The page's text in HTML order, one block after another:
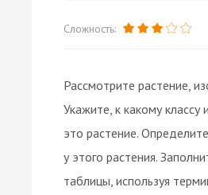
Сложность:
Рассмотрите растение,
Укажите, к какому классу
это растение.
у этого растения.
таблицы, используя